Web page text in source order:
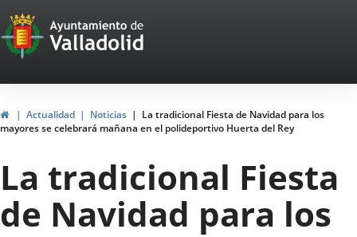
Portal
Web
del
Ayuntamiento
de
Valladolid
InicioActualidad Noticias
La tradicional Fiesta de Navidad para los
mayores se celebrará mañana en el polideportivo Huerta del Rey
La tradicional Fiesta
de Navidad para los